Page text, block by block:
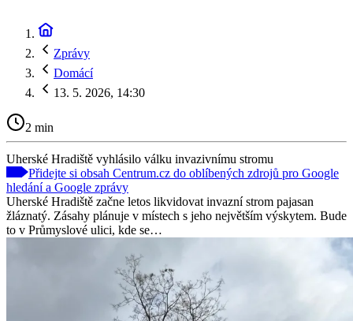
Zprávy
Domácí
13. 5. 2026, 14:30
2 min
Uherské Hradiště vyhlásilo válku invazivnímu stromu
Přidejte si obsah Centrum.cz do oblíbených zdrojů pro Google
hledání a Google zprávy
Uherské Hradiště začne letos likvidovat invazní strom pajasan
žláznatý. Zásahy plánuje v místech s jeho největším výskytem. Bude
to v Průmyslové ulici, kde se…